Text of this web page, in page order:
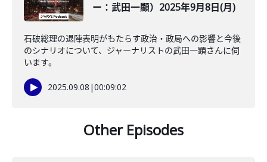
ー：武田一顯）2025年9月8日(月)
石破総理の退陣表明がもたらす政治・政局への影響と今後
のシナリオについて、ジャーナリストの武田一顕さんに伺
います。
2025.09.08 |00:09:02
Other Episodes